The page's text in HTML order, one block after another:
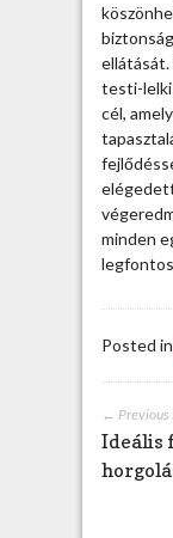
ellátását.
testi-lelki
cél,
minden
Posted in
← Previous
Ideális